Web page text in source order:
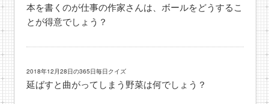
本を書くのが仕事の作家さんは、ボールをどうするこ
とが得意でしょう？
2018年12月28日の365日毎日クイズ
延ばすと曲がってしまう野菜は何でしょう？